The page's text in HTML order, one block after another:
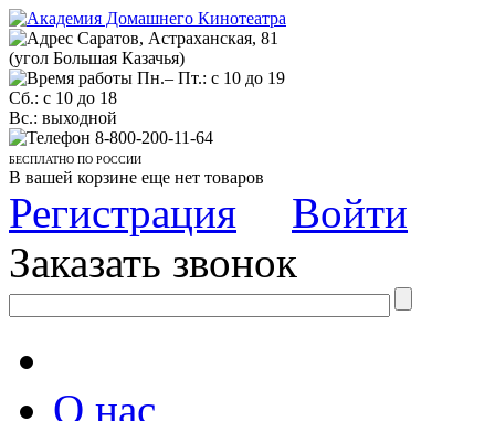
Саратов, Астраханская, 81
(угол Большая Казачья)
Пн.– Пт.: с 10 до 19
Сб.: с 10 до 18
Вс.: выходной
8-800-200-11-64
БЕСПЛАТНО ПО РОССИИ
В вашей корзине еще нет товаров
Регистрация
Войти
Заказать звонок
О нас